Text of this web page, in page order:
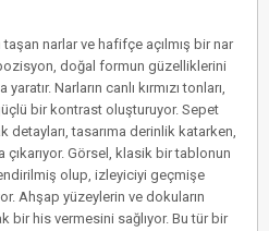
narlar ve hafifçe açılmış bir nar
doğal formun güzelliklerini
Narların canlı kırmızı tonları,
bir kontrast oluşturuyor. Sepet
tasarıma derinlik katarken,
çıkarıyor. Görsel, klasik bir tablonun
olup, izleyiciyi geçmişe
Ahşap yüzeylerin ve dokuların
bir his vermesini sağlıyor. Bu tür bir